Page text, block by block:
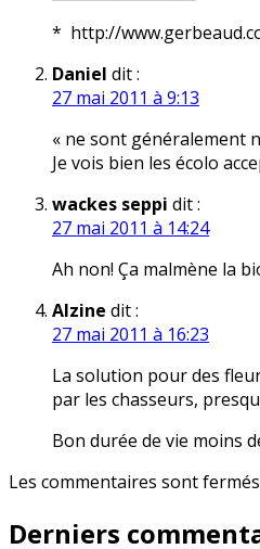
* http://
Daniel dit :
27 mai 2011 à 9:13
« ne sont généralement
Je vois bien les écolo
wackes seppi dit :
27 mai 2011 à 14:24
Ah non! Ça malmène la
Alzine dit :
27 mai 2011 à 16:23
La solution pour des
par les chasseurs,
Bon durée de vie moins
Les commentaires sont
Derniers